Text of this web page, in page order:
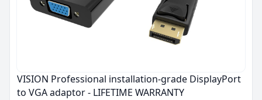
VISION Professional installation-grade DisplayPort
to VGA adaptor - LIFETIME WARRANTY